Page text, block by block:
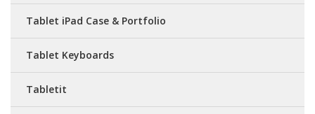
Tablet iPad Case & Portfolio
Tablet Keyboards
Tabletit